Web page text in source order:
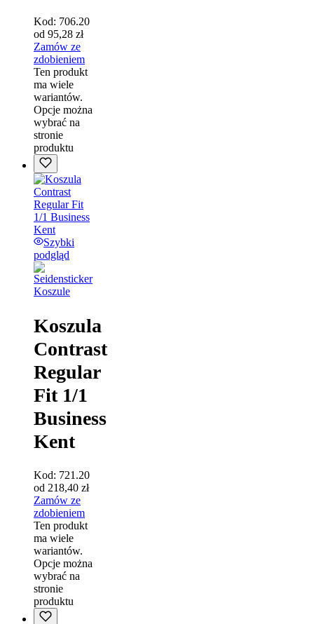
Kod: 706.20
od 95,28 zł
Zamów ze
zdobieniem
Ten produkt
ma wiele
wariantów.
Opcje można
wybrać na
stronie
produktu
Szybki
podgląd
Koszule
Koszula
Contrast
Regular
Fit 1/1
Business
Kent
Kod: 721.20
od 218,40 zł
Zamów ze
zdobieniem
Ten produkt
ma wiele
wariantów.
Opcje można
wybrać na
stronie
produktu